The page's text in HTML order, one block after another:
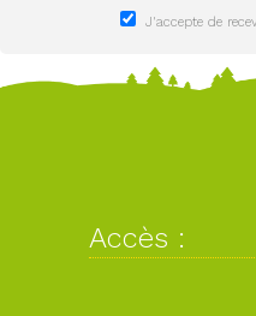
J'accepte de
Accès :